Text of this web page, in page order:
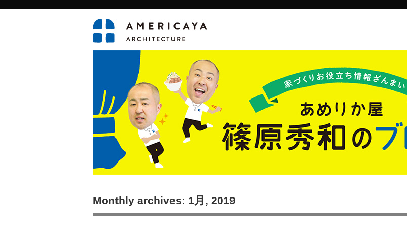
Monthly archives: 1月, 2019